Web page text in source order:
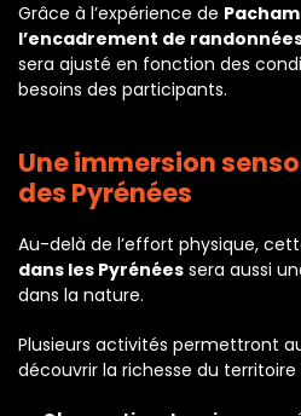
Grâce à l’expérience de
l’encadrement de
sera ajusté en fonction des
besoins des participants.
Une immersion
des Pyrénées
Au-delà de l’effort physique,
dans les Pyrénées sera aussi
dans la nature.
Plusieurs activités permettront
découvrir la richesse du territoire